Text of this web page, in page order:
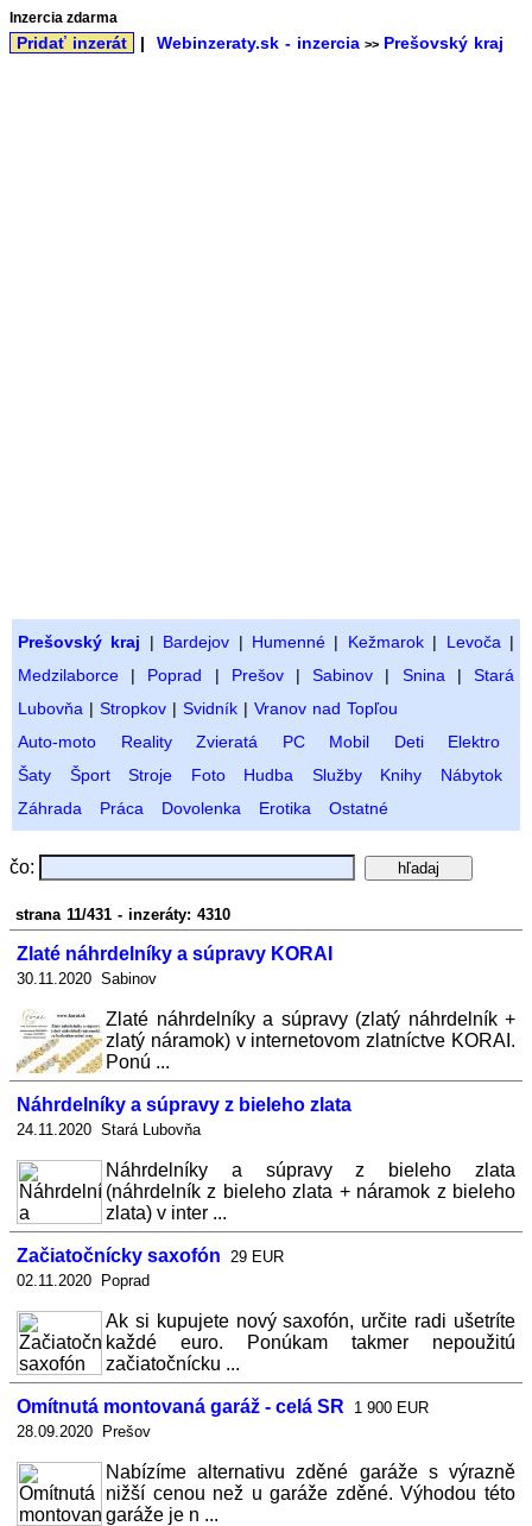
Inzercia zdarma
Pridať inzerát | Webinzeraty.sk - inzercia >> Prešovský kraj
Prešovský kraj | Bardejov | Humenné | Kežmarok| Levoča |
Medzilaborce | Poprad | Prešov|Sabinov | Snina |Stará
Lubovňa | Stropkov | Svidník | Vranov nad Topľou
Auto-moto
Reality Zvieratá PC Mobil Deti
Elektro
Šaty
Šport Stroje Foto Hudba Služby Knihy
Nábytok
Záhrada
Práca Dovolenka Erotika Ostatné
čo:
strana 11/431 - inzeráty: 4310
Zlaté náhrdelníky a súpravy KORAI
30.11.2020 Sabinov
Zlaté náhrdelníky a súpravy (zlatý náhrdelník +
zlatý náramok) v internetovom zlatníctve KORAI.
Ponú ...
Náhrdelníky a súpravy z bieleho zlata
24.11.2020 Stará Lubovňa
Náhrdelníky a súpravy z bieleho zlata
(náhrdelník z bieleho zlata + náramok z bieleho
zlata) v inter ...
Začiatočnícky saxofón 29 EUR
02.11.2020 Poprad
Ak si kupujete nový saxofón, určite radi ušetríte
každé euro. Ponúkam takmer nepoužitú
začiatočnícku ...
Omítnutá montovaná garáž - celá SR
1 900 EUR
28.09.2020 Prešov
Nabízíme alternativu zděné garáže s výrazně
nižší cenou než u garáže zděné. Výhodou této
garáže je n ...